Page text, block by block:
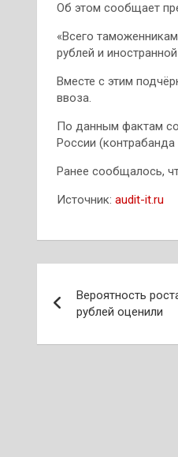
Об этом сообщает
«Всего
рублей и
Вместе с этим
ввоза.
По данным фактам
России
Ранее сообщалось,
Источник: audit-it.ru
по
записям
Вероятность
рублей оценили